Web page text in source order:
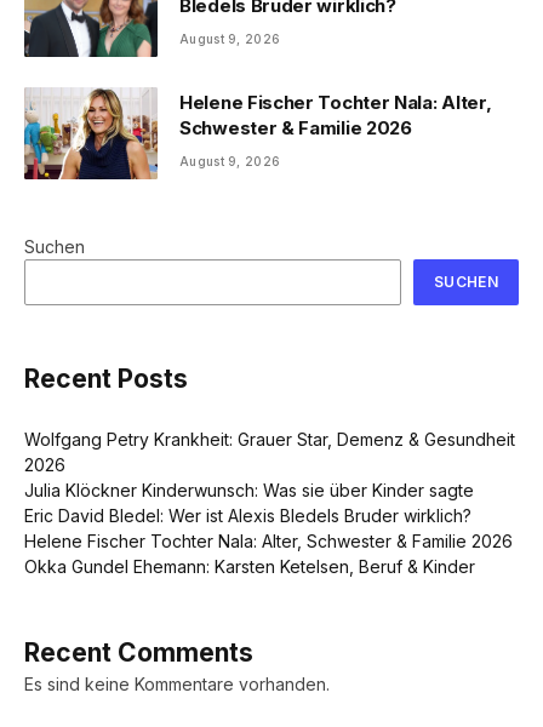
Bledels Bruder wirklich?
August 9, 2026
Helene Fischer Tochter Nala: Alter,
Schwester & Familie 2026
August 9, 2026
Suchen
SUCHEN
Recent Posts
Wolfgang Petry Krankheit: Grauer Star, Demenz & Gesundheit
2026
Julia Klöckner Kinderwunsch: Was sie über Kinder sagte
Eric David Bledel: Wer ist Alexis Bledels Bruder wirklich?
Helene Fischer Tochter Nala: Alter, Schwester & Familie 2026
Okka Gundel Ehemann: Karsten Ketelsen, Beruf & Kinder
Recent Comments
Es sind keine Kommentare vorhanden.